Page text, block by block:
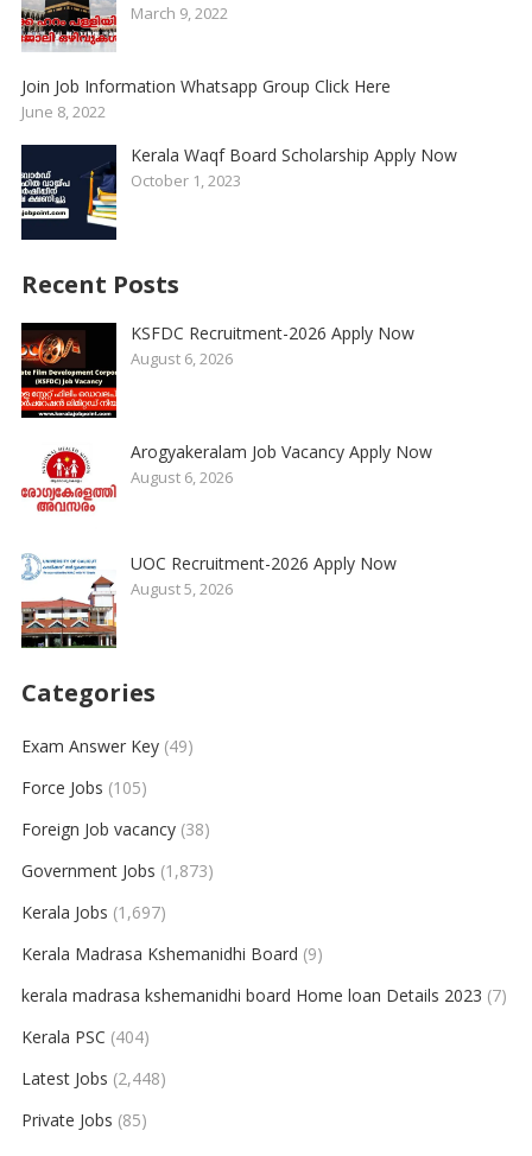
March 9, 2022
Join Job Information Whatsapp Group Click Here
June 8, 2022
Kerala Waqf Board Scholarship Apply Now
October 1, 2023
Recent Posts
KSFDC Recruitment-2026 Apply Now
August 6, 2026
Arogyakeralam Job Vacancy Apply Now
August 6, 2026
UOC Recruitment-2026 Apply Now
August 5, 2026
Categories
Exam Answer Key(49)
Force Jobs (105)
Foreign Job vacancy(38)
Government Jobs (1,873)
Kerala Jobs (1,697)
Kerala Madrasa Kshemanidhi Board (9)
kerala madrasa kshemanidhi board Home loan Details 2023 (7)
Kerala PSC (404)
Latest Jobs (2,448)
Private Jobs (85)